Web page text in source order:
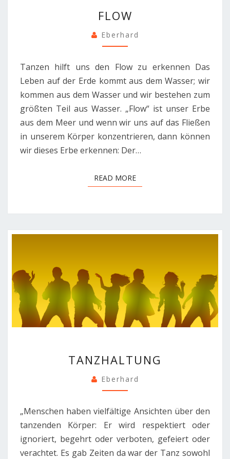
FLOW
Eberhard
Tanzen hilft uns den Flow zu erkennen Das
Leben auf der Erde kommt aus dem Wasser; wir
kommen aus dem Wasser und wir bestehen zum
größten Teil aus Wasser. „Flow“ ist unser Erbe
aus dem Meer und wenn wir uns auf das Fließen
in unserem Körper konzentrieren, dann können
wir dieses Erbe erkennen: Der…
READ MOREREAD MORE
TANZHALTUNG
Eberhard
„Menschen haben vielfältige Ansichten über den
tanzenden Körper: Er wird respektiert oder
ignoriert, begehrt oder verboten, gefeiert oder
verachtet. Es gab Zeiten da war der Tanz sowohl